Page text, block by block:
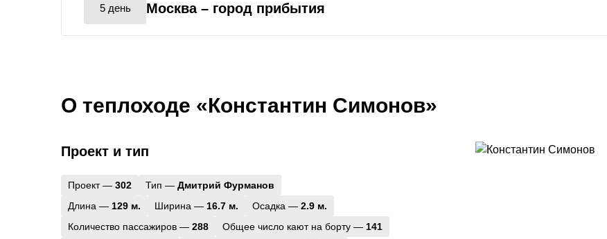
5 день Москва – город прибытия
О теплоходе «Константин Симонов»
Проект и тип
Проект — 302 Тип — Дмитрий Фурманов
Длина — 129 м. Ширина — 16.7 м. Осадка — 2.9 м.
Количество пассажиров — 288 Общее число кают на борту — 141